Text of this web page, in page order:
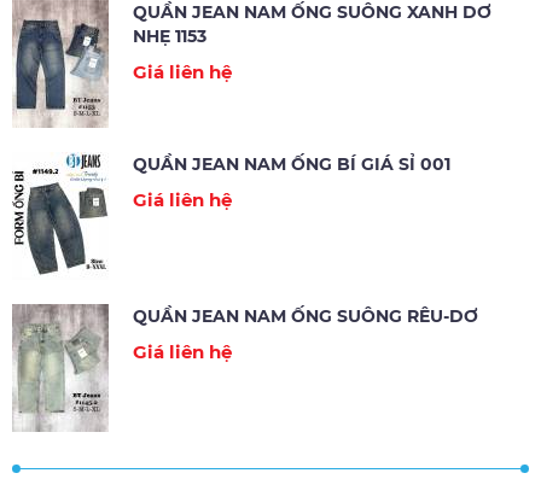
QUẦN JEAN NAM ỐNG SUÔNG XANH DƠ
NHẸ 1153
Giá liên hệ
QUẦN JEAN NAM ỐNG BÍ GIÁ SỈ 001
Giá liên hệ
QUẦN JEAN NAM ỐNG SUÔNG RÊU-DƠ
Giá liên hệ